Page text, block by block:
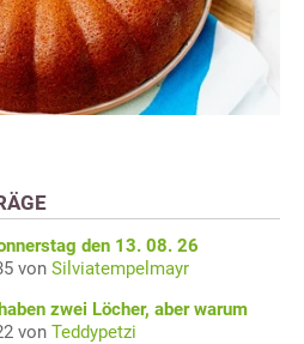
den 13. 08. 26
von Silviatempelmayr
zwei Löcher, aber warum
von Teddypetzi